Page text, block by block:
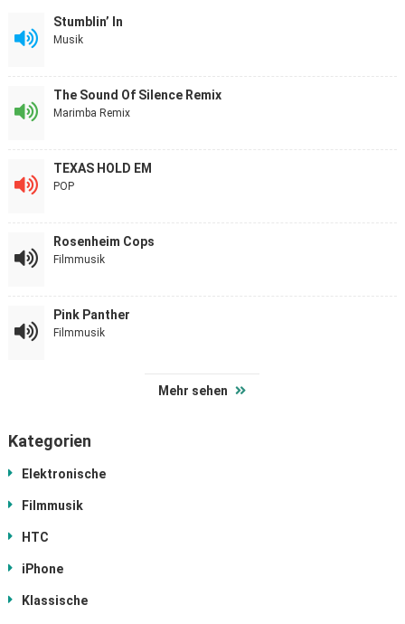
Stumblin’ In
Musik
The Sound Of Silence Remix
Marimba Remix
TEXAS HOLD EM
POP
Rosenheim Cops
Filmmusik
Pink Panther
Filmmusik
Mehr sehen
Kategorien
Elektronische
Filmmusik
HTC
iPhone
Klassische